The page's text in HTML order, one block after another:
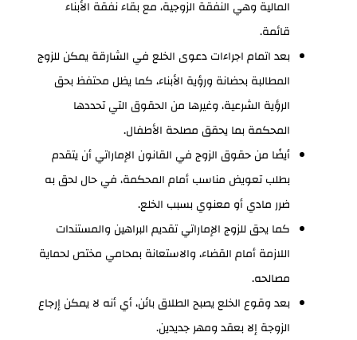
المالية وهي النفقة الزوجية، مع بقاء نفقة الأبناء
قائمة.
بعد اتمام اجراءات دعوى الخلع في الشارقة يمكن للزوج
المطالبة بحضانة ورؤية الأبناء، كما يظل محتفظ بحق
الرؤية الشرعية، وغيرها من الحقوق التي تحددها
المحكمة بما يحقق مصلحة الأطفال.
أيضًا من حقوق الزوج في القانون الإماراتي أن يتقدم
بطلب تعويض مناسب أمام المحكمة، في حال لحق به
ضرر مادي أو معنوي بسبب الخلع.
كما يحق للزوج الإماراتي تقديم البراهين والمستندات
اللازمة أمام القضاء، والاستعانة بمحامي مختص لحماية
مصالحه.
بعد وقوع الخلع يصبح الطلاق بائن، أي أنه لا يمكن إرجاع
الزوجة إلا بعقد ومهر جديدين.